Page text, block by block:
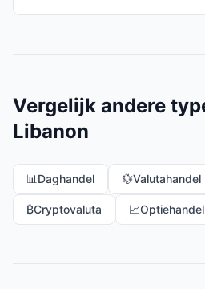
Vergelijk andere
Libanon
📊 Daghandel 💱Valutahandel
₿Cryptovaluta 📈Optiehandel